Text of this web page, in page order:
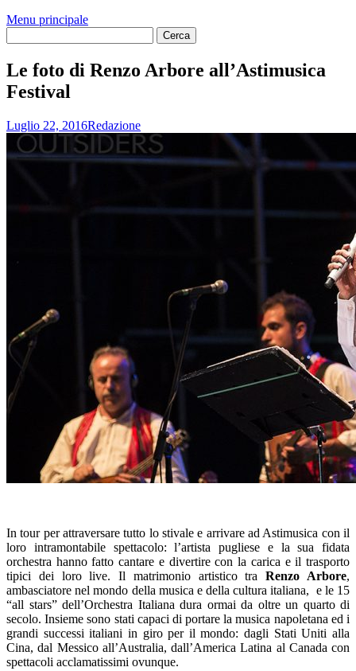
Menu principale
Le foto di Renzo Arbore all’Astimusica
Festival
Luglio 22, 2016Redazione
In tour per attraversare tutto lo stivale e arrivare ad Astimusica con il
loro intramontabile spettacolo: l’artista pugliese e la sua fidata
orchestra hanno fatto cantare e divertire con la carica e il trasporto
tipici dei loro live. Il matrimonio artistico traRenzo Arbore,
ambasciatore nel mondo della musica e della cultura italiana, e le 15
“all stars” dell’Orchestra Italiana dura ormai da oltre un quarto di
secolo. Insieme sono stati capaci di portare la musica napoletana ed i
grandi successi italiani in giro per il mondo: dagli Stati Uniti alla
Cina, dal Messico all’Australia, dall’America Latina al Canada con
spettacoli acclamatissimi ovunque.